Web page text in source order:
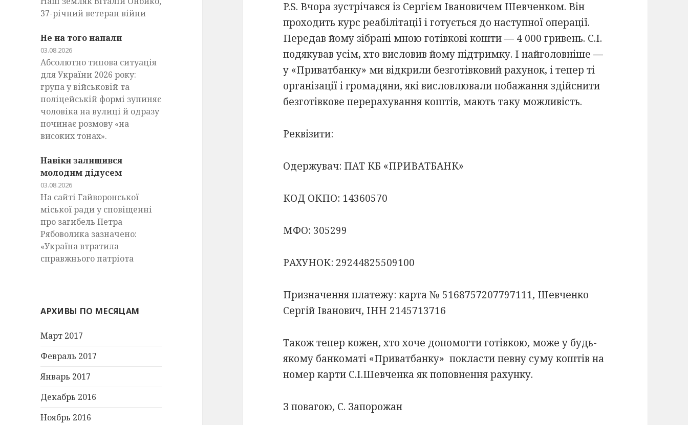
37-річний ветеран війни
Не на того напали
03.08.2026
Абсолютно типова ситуація
для України 2026 року:
група у військовій та
поліцейській формі зупиняє
чоловіка на вулиці й одразу
починає розмову «на
високих тонах».
Навіки залишився
молодим дідусем
03.08.2026
На сайті Гайворонської
міської ради у сповіщенні
про загибель Петра
Рябоволика зазначено:
«Україна втратила
справжнього патріота
АРХИВЫ ПО МЕСЯЦАМ
Март 2017
Февраль 2017
Январь 2017
Декабрь 2016
Ноябрь 2016
P.S. Вчора зустрічався із Сергієм Івановичем Шевченком. Він
проходить курс реабілітації і готується до наступної операції.
Передав йому зібрані мною готівкові кошти — 4 000 гривень. С.І.
подякував усім, хто висловив йому підтримку. І найголовніше —
у «Приватбанку» ми відкрили безготівковий рахунок, і тепер ті
організації і громадяни, які висловлювали побажання здійснити
безготівкове перерахування коштів, мають таку можливість.
Реквізити:
Одержувач: ПАТ КБ «ПРИВАТБАНК»
КОД ОКПО: 14360570
МФО: 305299
РАХУНОК: 29244825509100
Призначення платежу: карта № 5168757207797111, Шевченко
Сергій Іванович, ІНН 2145713716
Також тепер кожен, хто хоче допомогти готівкою, може у будь-
якому банкоматі «Приватбанку» покласти певну суму коштів на
номер карти С.І.Шевченка як поповнення рахунку.
З повагою, С. Запорожан